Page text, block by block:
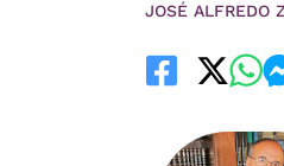
JOSÉ ALFREDO